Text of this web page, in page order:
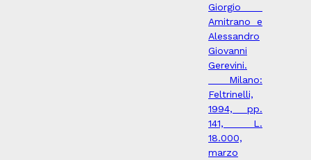
Giorgio
Amitrano e
Alessandro
Giovanni
Gerevini.
Milano:
Feltrinelli,
1994, pp.
141, L.
18.000,
marzo